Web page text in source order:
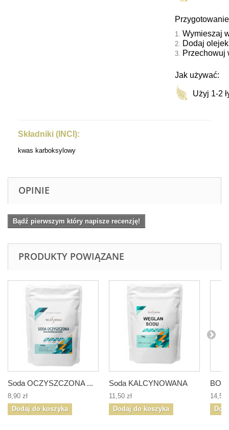
Wymieszaj
Dodaj
Przechowuj
Jak używać:
Użyj 1-2
Składniki (INCI):
kwas karboksylowy
OPINIE
Bądź pierwszym który napisze recenzję!
PRODUKTY POWIĄZANE
Soda OCZYSZCZONA ...
8,90 zł
Dodaj do koszyka
Soda KALCYNOWANA
11,50 zł
Dodaj do koszyka
14,50